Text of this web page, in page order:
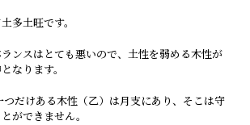
多土旺です。
ンスはとても悪いので、土性を弱める木性が
なります。
つだけある木性（乙）は月支にあり、そこは守
ができません。